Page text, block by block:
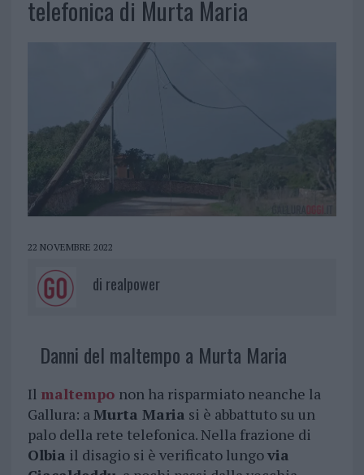
telefonica di Murta Maria
22 NOVEMBRE 2022
di realpower
Danni del maltempo a Murta Maria
Il maltempo non ha risparmiato neanche la
Gallura: aMurta Maria si è abbattuto su un
palo della rete telefonica. Nella frazione di
Olbia il disagio si è verificato lungovia